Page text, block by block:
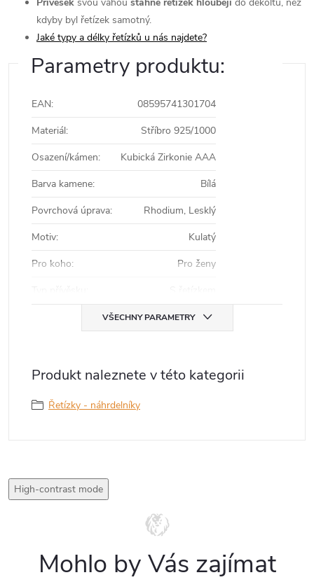
kdyby byl řetízek samotný.
Jaké typy a délky řetízků u nás najdete?
Parametry produktu:
EAN:
08595741301704
Materiál:
Stříbro 925/1000
Osazení/kámen:
Kubická Zirkonie AAA
Barva kamene:
Bílá
Povrchová úprava:
Rhodium, Lesklý
Motiv:
Kulatý
Pro koho:
Pro ženy
VŠECHNY PARAMETRY
Produkt naleznete v této kategorii
Řetízky - náhrdelníky
High-contrast mode
Mohlo by Vás zajímat